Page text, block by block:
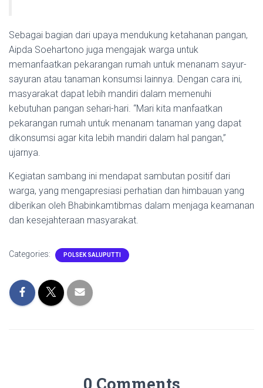
Sebagai bagian dari upaya mendukung ketahanan pangan,
Aipda Soehartono juga mengajak warga untuk
memanfaatkan pekarangan rumah untuk menanam sayur-
sayuran atau tanaman konsumsi lainnya. Dengan cara ini,
masyarakat dapat lebih mandiri dalam memenuhi
kebutuhan pangan sehari-hari. “Mari kita manfaatkan
pekarangan rumah untuk menanam tanaman yang dapat
dikonsumsi agar kita lebih mandiri dalam hal pangan,”
ujarnya.
Kegiatan sambang ini mendapat sambutan positif dari
warga, yang mengapresiasi perhatian dan himbauan yang
diberikan oleh Bhabinkamtibmas dalam menjaga keamanan
dan kesejahteraan masyarakat.
Categories: POLSEK SALUPUTTI
0 Comments